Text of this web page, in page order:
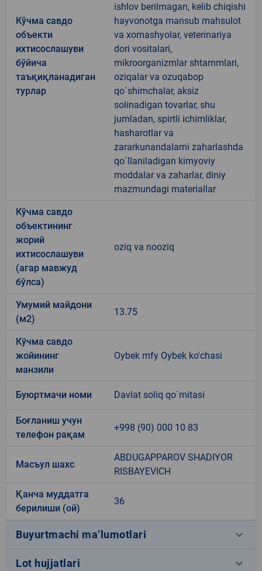
Кўчма савдо
объекти
ихтисослашуви
бўйича
таъқиқланадиган
турлар
ishlov berilmagan, kelib chiqishi
hayvonotga mansub mahsulot
va xomashyolar, veterinariya
dori vositalari,
mikroorganizmlar shtammlari,
oziqalar va ozuqabop
qo`shimchalar, aksiz
solinadigan tovarlar, shu
jumladan, spirtli ichimliklar,
hasharotlar va
zararkunandalarni zaharlashda
qo`llaniladigan kimyoviy
moddalar va zaharlar, diniy
mazmundagi materiallar
Кўчма савдо
объектининг
жорий
ихтисослашуви
(агар мавжуд
бўлса)
oziq va nooziq
Умумий майдони
(м2)
13.75
Кўчма савдо
жойининг
манзили
Oybek mfy Oybek ko'chasi
Буюртмачи номи Davlat soliq qo`mitasi
Боғланиш учун
телефон рақам
+998 (90) 000 10 83
Масъул шахс
ABDUGAPPAROV SHADIYOR
RISBAYEVICH
Қанча муддатга
берилиши (ой)
36
Buyurtmachi ma’lumotlari keyboard_arrow_down
Lot hujjatlari keyboard_arrow_down